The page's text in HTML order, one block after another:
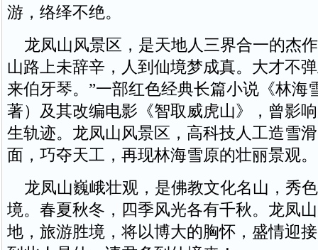
游，络绎不绝。
龙凤山风景区，是天地人三界合一的杰
山路上未辞辛，人到仙境梦成真。大才不
来伯牙琴。”一部红色经典长篇小说《林海
著）及其改编电影《智取威虎山》，曾影
生轨迹。龙凤山风景区，高科技人工造雪
面，巧夺天工，再现林海雪原的壮丽景观。
龙凤山巍峨壮观，是佛教文化名山，秀
境。春夏秋冬，四季风光各有千秋。龙凤
地，旅游胜境，将以博大的胸怀，盛情迎